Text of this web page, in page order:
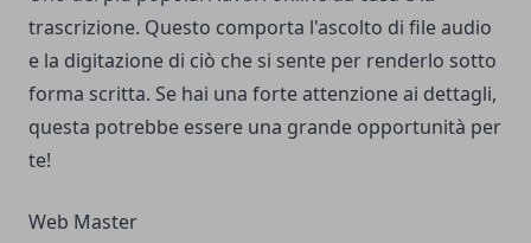
trascrizione. Questo comporta l'ascolto di file audio
e la digitazione di ciò che si sente per renderlo sotto
forma scritta. Se hai una forte attenzione ai dettagli,
questa potrebbe essere una grande opportunità per
te!
Web Master